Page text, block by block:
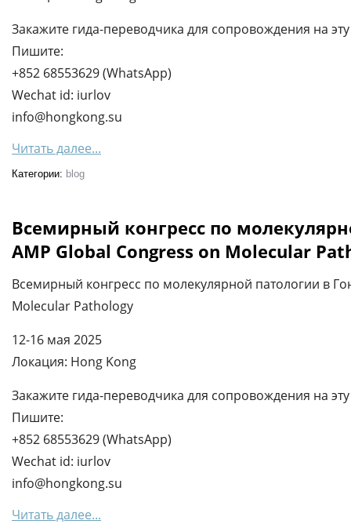
Закажите гида-переводчика для сопровождения на эту
Пишите:
+852 68553629 (WhatsApp)
Wechat id: iurlov
info@hongkong.su
Читать далее...
Категории: blog
Всемирный конгресс по
AMP Global Congress on Molecular
Всемирный конгресс по молекулярной патологии в
Molecular Pathology
12-16 мая 2025
Локация: Hong Kong
Закажите гида-переводчика для сопровождения на эту
Пишите:
+852 68553629 (WhatsApp)
Wechat id: iurlov
info@hongkong.su
Читать далее...